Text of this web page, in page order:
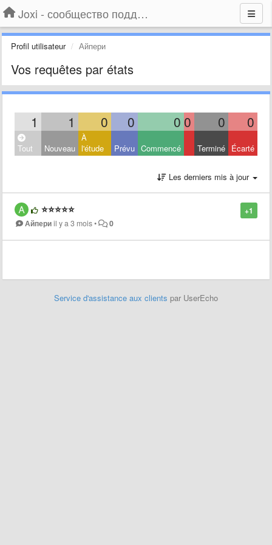
Joxi - сообщество поддержки
Profil utilisateur Айпери
Vos requêtes par états
1 1 0 0 0 0 0 0
Tout Nouveau
À
l'étude
Prévu Commencé Terminé Écarté
Les derniers mis à jour
+1
⭐️⭐️⭐️⭐️⭐️
Айпериil y a 3 mois• 0
Service d'assistance aux clients par UserEcho